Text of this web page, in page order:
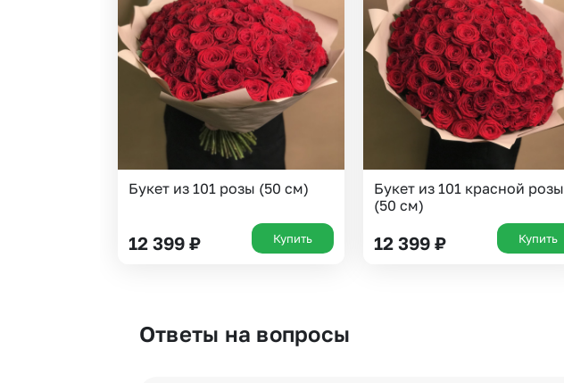
Казань
Челябинск
Новосибирск
Волгоград
Букет из 101 розы (50 см)
12 399 ₽ Купить
Букет из 101 красной розы
(50 см)
12 399₽ Купить
Ответы на вопросы